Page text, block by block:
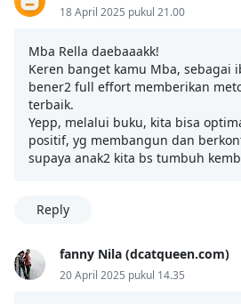
18 April 2025 pukul 21.00
Mba Rella daebaaakk!
Keren banget kamu Mba, sebagai
bener2 full effort memberikan
terbaik.
Yepp, melalui buku, kita bisa
positif, yg membangun dan
supaya anak2 kita bs tumbuh
Reply
fanny Nila (dcatqueen.com)
20 April 2025 pukul 14.35